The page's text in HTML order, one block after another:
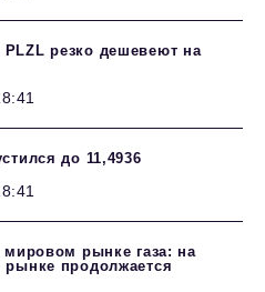
резко дешевеют на
до 11,4936
мировом рынке газа: на
рынке продолжается